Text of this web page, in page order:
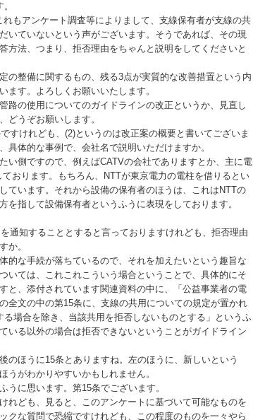
もアンケート調査等によりまして、支線保有者が支線の共
いていないという声がございます。そうであれば、その現
法、つまり、拒否理由をちゃんと説明をしてくださいと
整備に関するもの、残る3点が実質的な改善措置という内
す。よろしくお願いいたします。
の使用についてのガイドラインの改正というか、見直し
どうぞお願いします。
けれども、(2)というのは改正案の概要と書いてございま
体的な事例で、会社名で説明いただけますか。
い側ですので、例えばCATVの会社でありますとか、主に電
おります。もちろん、 NTTが東京電力の電柱を借りるとい
ています。それから設備の保有者のほうは、これは NTTの
指して設備保有者というふうに表現をしております。
知することとすると言っておりますけれども、拒否理由
か。
な手続が落ちているので、それを加えたいという趣旨な
いては、これこれこういう場合ということで、具体的にそ
と、添付されています関連資料の中に、「公益事業者の電
全文の中の第15条に、支線の共用についての規定が置かれ
場合を除き、当該共用を拒否しないものとする」というふ
いる以外の場合は拒否できないということがガイドライン
のほうに15条とありますね。左のほうに、新しいという
がわかりやすいかもしれません。
うに思います。第15条でございます。
ども、見ると、このアンケートに基づいて可能なものを
クな質問で恐縮ですけれども、この程度のものを一々やら